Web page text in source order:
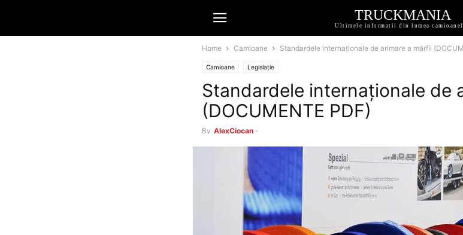
TRUCKMANIA
Ultimele informatii din lumea
Home Camioane Standardele internaționale de arimare a mărfii
Camioane Legislație
Standardele internaționale de
(DOCUMENTE PDF)
By AlexCiocan -